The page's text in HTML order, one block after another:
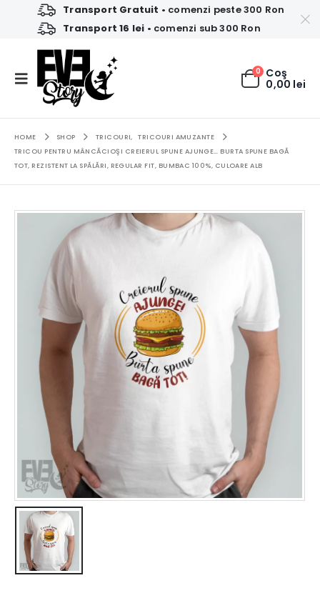
Transport Gratuit • comenzi peste 300 Ron
Transport 16 lei • comenzi sub 300 Ron
0 Coş
0,00 lei
HOME SHOP TRICOURI,
TRICOURI AMUZANTE
TRICOU PENTRU MÂNCĂCIOŞI CREIERUL SPUNE AJUNGE… BURTA SPUNE BAGĂ
TOT, REZISTENT LA SPĂLĂRI, REGULAR FIT, BUMBAC 100%, CULOARE ALB